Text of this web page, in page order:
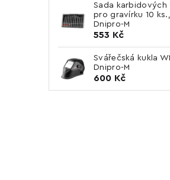
Sada karbidových
pro gravírku 10 ks.,
Dnipro-M
553 Kč
Svářečská kukla
Dnipro-M
600 Kč